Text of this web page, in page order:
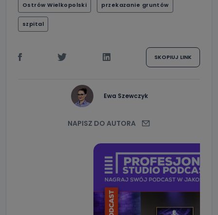
Ostrów Wielkopolski przekazanie gruntów
szpital
SKOPIUJ LINK
Ewa Szewczyk
NAPISZ DO AUTORA